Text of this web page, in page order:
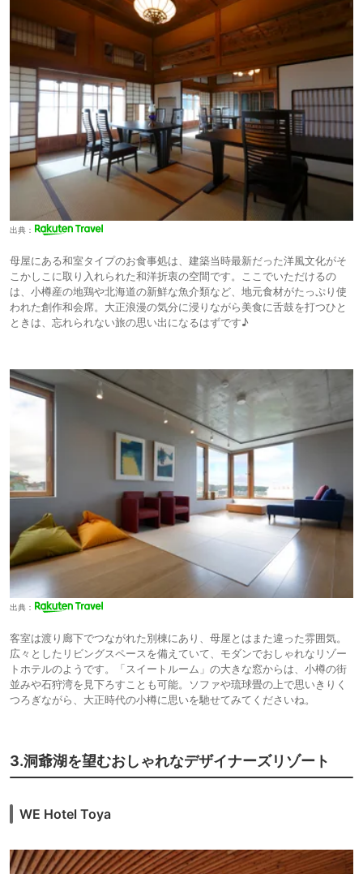
出典：
母屋にある和室タイプのお食事処は、建築当時最新だった洋風文化がそ
こかしこに取り入れられた和洋折衷の空間です。ここでいただけるの
は、小樽産の地鶏や北海道の新鮮な魚介類など、地元食材がたっぷり使
われた創作和会席。大正浪漫の気分に浸りながら美食に舌鼓を打つひと
ときは、忘れられない旅の思い出になるはずです♪
出典：
客室は渡り廊下でつながれた別棟にあり、母屋とはまた違った雰囲気。
広々としたリビングスペースを備えていて、モダンでおしゃれなリゾー
トホテルのようです。「スイートルーム」の大きな窓からは、小樽の街
並みや石狩湾を見下ろすことも可能。ソファや琉球畳の上で思いきりく
つろぎながら、大正時代の小樽に思いを馳せてみてくださいね。
3.洞爺湖を望むおしゃれなデザイナーズリゾート
WE Hotel Toya